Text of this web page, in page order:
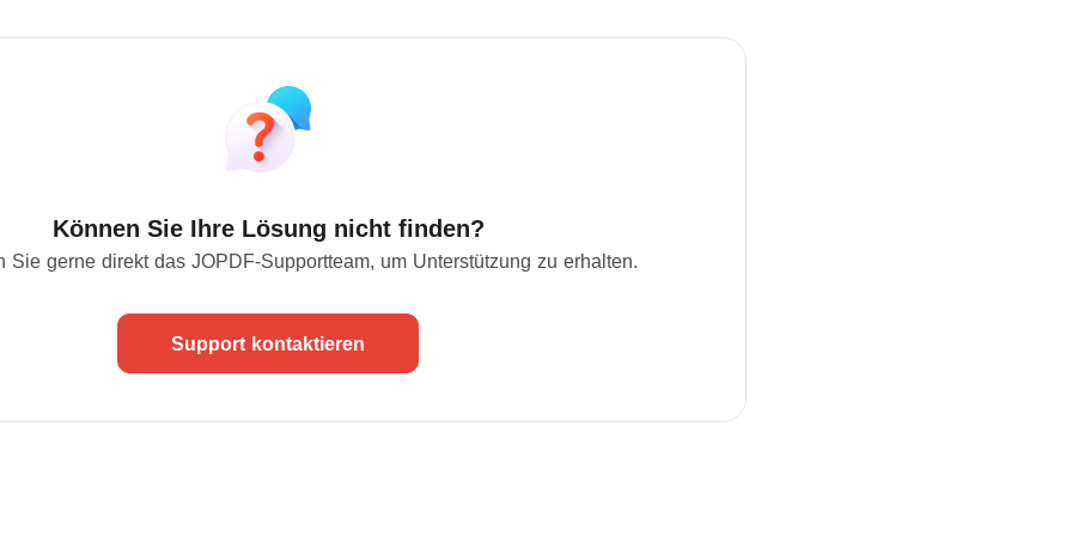
Können Sie Ihre Lösung nicht finden?
Sie gerne direkt das JOPDF-Supportteam, um Unterstützung zu erhalten.
Support kontaktieren